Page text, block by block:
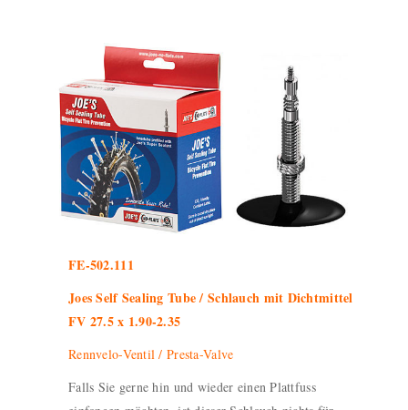
FE-502.111
Joes Self Sealing Tube / Schlauch mit Dichtmittel
FV 27.5 x 1.90-2.35
Rennvelo-Ventil / Presta-Valve
Falls Sie gerne hin und wieder einen Plattfuss